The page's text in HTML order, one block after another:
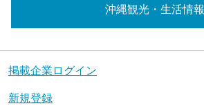
沖縄観光・生活情報
掲載企業ログイン
新規登録